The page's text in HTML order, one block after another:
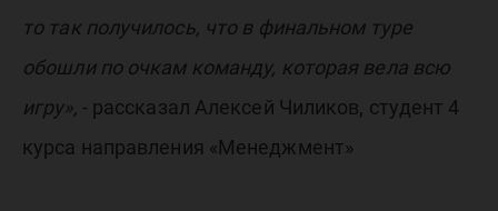
то так получилось, что в финальном туре
обошли по очкам команду, которая вела всю
игру», - рассказал Алексей Чиликов, студент 4
курса направления «Менеджмент»